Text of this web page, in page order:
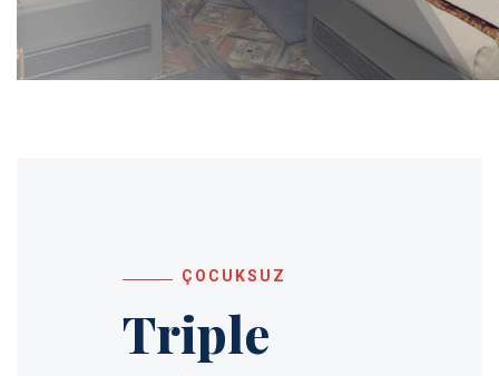
ÇOCUKSUZ
Triple